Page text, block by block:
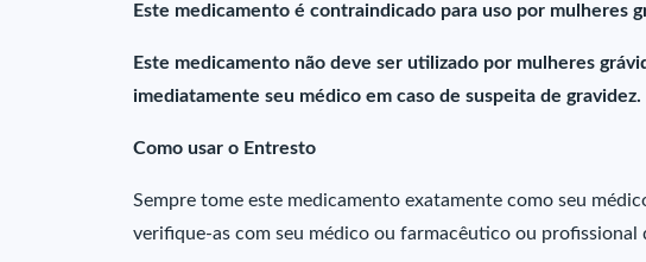
Este medicamento é contraindicado para uso por mulheres
Este medicamento não deve ser utilizado por mulheres
imediatamente seu médico em caso de suspeita de gravidez.
Como usar o Entresto
Sempre tome este medicamento exatamente como seu
verifique-as com seu médico ou farmacêutico ou profissional